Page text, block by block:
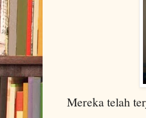
Mereka telah